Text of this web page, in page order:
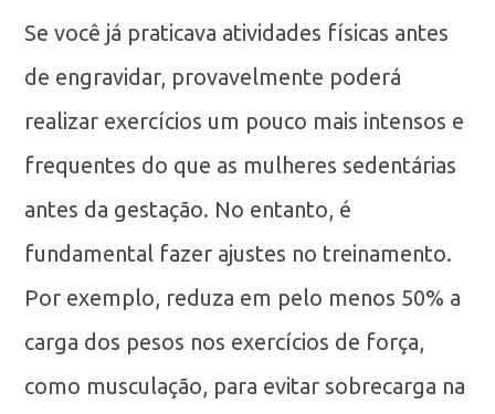
Se você já praticava atividades físicas antes
de engravidar, provavelmente poderá
realizar exercícios um pouco mais intensos e
frequentes do que as mulheres sedentárias
antes da gestação. No entanto, é
fundamental fazer ajustes no treinamento.
Por exemplo, reduza em pelo menos 50% a
carga dos pesos nos exercícios de força,
como musculação, para evitar sobrecarga na